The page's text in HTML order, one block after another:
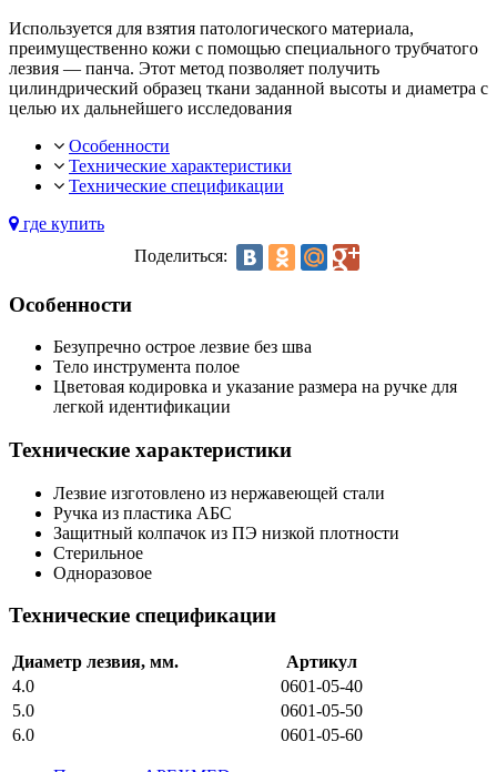
Используется для взятия патологического материала,
преимущественно кожи с помощью специального трубчатого
лезвия — панча. Этот метод позволяет получить
цилиндрический образец ткани заданной высоты и диаметра с
целью их дальнейшего исследования
Особенности
Технические характеристики
Технические спецификации
где купить
Поделиться:
Особенности
Безупречно острое лезвие без шва
Тело инструмента полое
Цветовая кодировка и указание размера на ручке для
легкой идентификации
Технические характеристики
Лезвие изготовлено из нержавеющей стали
Ручка из пластика АБС
Защитный колпачок из ПЭ низкой плотности
Стерильное
Одноразовое
Технические спецификации
Диаметр лезвия, мм.
Артикул
4.0
0601-05-40
5.0
0601-05-50
6.0
0601-05-60